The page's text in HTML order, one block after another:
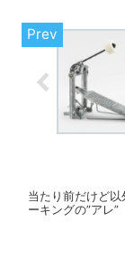
当たり前だけど以
ーキングの”アレ”